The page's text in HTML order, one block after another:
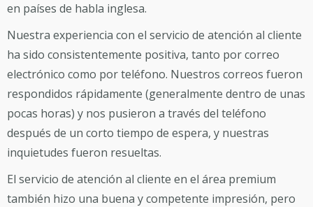
en países de habla inglesa.
Nuestra experiencia con el servicio de atención al cliente
ha sido consistentemente positiva, tanto por correo
electrónico como por teléfono. Nuestros correos fueron
respondidos rápidamente (generalmente dentro de unas
pocas horas) y nos pusieron a través del teléfono
después de un corto tiempo de espera, y nuestras
inquietudes fueron resueltas.
El servicio de atención al cliente en el área premium
también hizo una buena y competente impresión, pero